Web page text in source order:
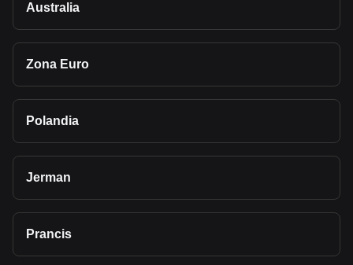
Australia
Zona Euro
Polandia
Jerman
Prancis